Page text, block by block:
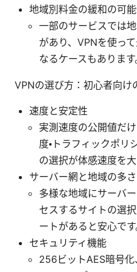
地域別料金の緩和の可
一部のサービスでは
があり、VPNを使っ
なるケースもあります
VPNの選び方：初心者向け
速度と安定性
実測速度の公開値だ
度・トラフィックポ
の選択が体感速度を大
サーバー網と地域の多さ
多様な地域にサーバ
セスするサイトの選
ートがあると安心です
セキュリティ機能
256ビットAES暗号